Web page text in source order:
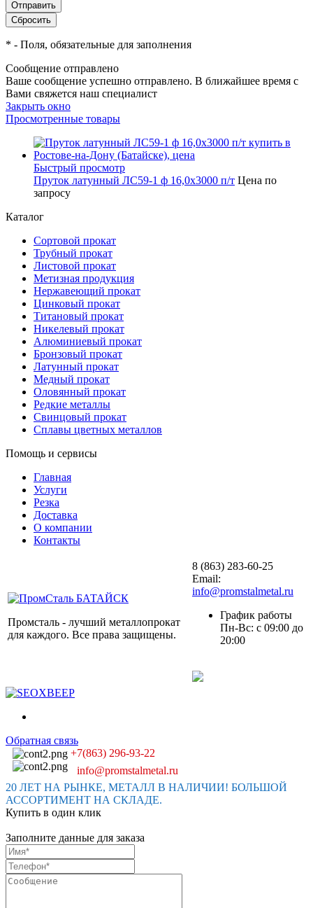
* - Поля, обязательные для заполнения
Сообщение отправлено
Ваше сообщение успешно отправлено. В ближайшее время с
Вами свяжется наш специалист
Закрыть окно
Просмотренные товары
Быстрый просмотр
Пруток латунный ЛС59-1 ф 16,0х3000 п/т Цена по
запросу
Каталог
Сортовой прокат
Трубный прокат
Листовой прокат
Метизная продукция
Нержавеющий прокат
Цинковый прокат
Титановый прокат
Никелевый прокат
Алюминиевый прокат
Бронзовый прокат
Латунный прокат
Медный прокат
Оловянный прокат
Редкие металлы
Свинцовый прокат
Сплавы цветных металлов
Помощь и сервисы
Главная
Услуги
Резка
Доставка
О компании
Контакты
Промсталь - лучший металлопрокат
для каждого. Все права защищены.
8 (863) 283-60-25
Email:
info@promstalmetal.ru
График работы
Пн-Вс: с 09:00 до
20:00
Обратная связь
+7(863) 296-93-22
info@promstalmetal.ru
20 ЛЕТ НА РЫНКЕ, МЕТАЛЛ В НАЛИЧИИ! БОЛЬШОЙ
АССОРТИМЕНТ НА СКЛАДЕ.
Купить в один клик
Заполните данные для заказа